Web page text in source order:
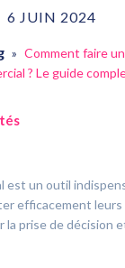
00 19 44
6 JUIN 2024
» Comment faire
? Le guide
est un outil
efficacement
la prise de décision